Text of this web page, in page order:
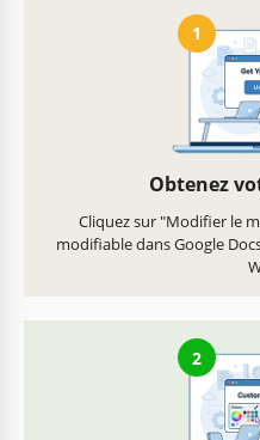
1
Obtenez
Cliquez sur "Modifier le
modifiable dans Google
2